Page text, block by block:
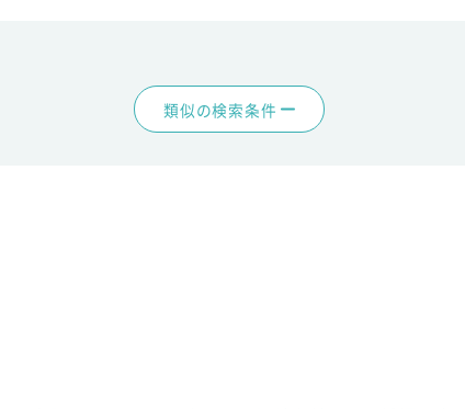
類似の検索条件